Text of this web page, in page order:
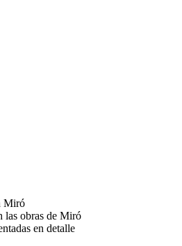
Miró
las obras de Miró
en detalle